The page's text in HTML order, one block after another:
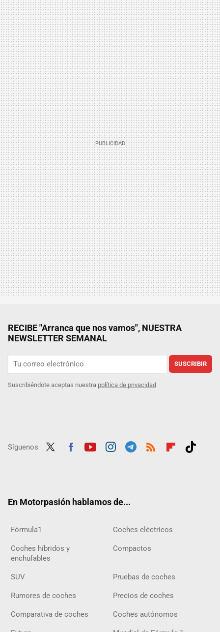
RECIBE "Arranca que nos vamos", NUESTRA
NEWSLETTER SEMANAL
SUSCRIBIR
Suscribiéndote aceptas nuestra política de privacidad
Síguenos
En Motorpasión hablamos de...
Fórmula1 Coches eléctricos
Coches híbridos y
enchufables
Compactos
SUV Pruebas de coches
Rumores de coches Precios de coches
Comparativa de coches Coches autónomos